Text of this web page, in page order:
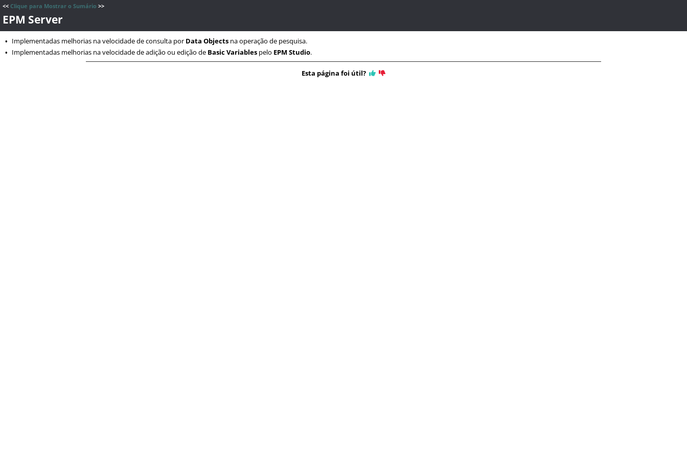
<< Clique para Mostrar o Sumário >>
EPM Server
• Implementadas melhorias na velocidade de consulta por Data Objects na operação de pesquisa.
• Implementadas melhorias na velocidade de adição ou edição de Basic Variables pelo EPM Studio.
Esta página foi útil?